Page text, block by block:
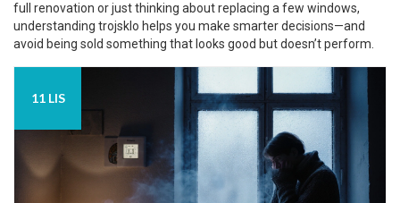
full renovation or just thinking about replacing a few windows,
understanding trojsklo helps you make smarter decisions—and
avoid being sold something that looks good but doesn’t perform.
11 LIS